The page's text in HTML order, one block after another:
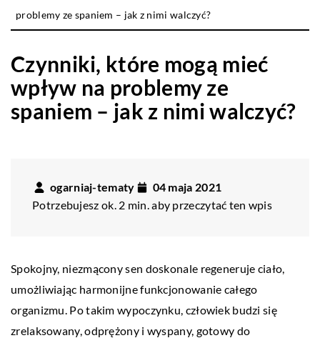
problemy ze spaniem – jak z nimi walczyć?
Czynniki, które mogą mieć
wpływ na problemy ze
spaniem – jak z nimi walczyć?
ogarniaj-tematy
04 maja 2021
Potrzebujesz ok. 2 min. aby przeczytać ten wpis
Spokojny, niezmącony sen doskonale regeneruje ciało,
umożliwiając harmonijne funkcjonowanie całego
organizmu. Po takim wypoczynku, człowiek budzi się
zrelaksowany, odprężony i wyspany, gotowy do